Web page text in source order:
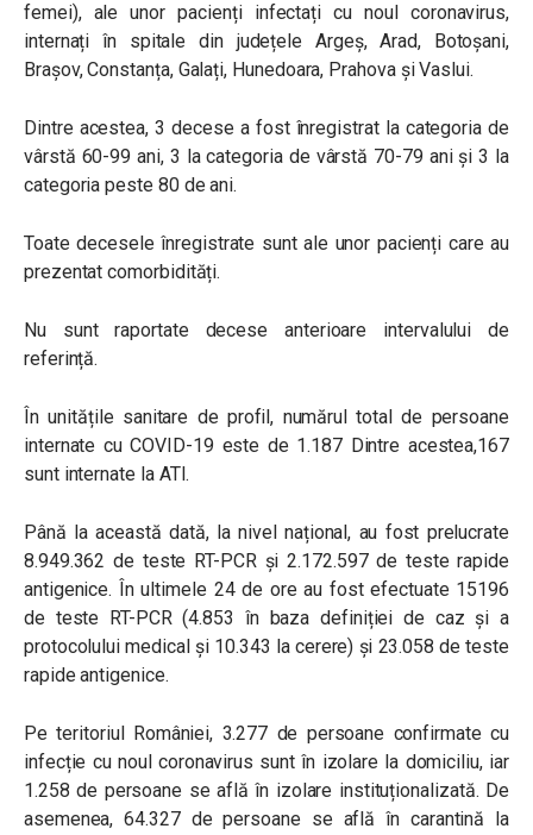
femei), ale unor pacienți infectați cu noul coronavirus,
internați în spitale din județele Argeș, Arad, Botoșani,
Brașov, Constanța, Galați, Hunedoara, Prahova și Vaslui.
Dintre acestea, 3 decese a fost înregistrat la categoria de
vârstă 60-99 ani, 3 la categoria de vârstă 70-79 ani și 3 la
categoria peste 80 de ani.
Toate decesele înregistrate sunt ale unor pacienți care au
prezentat comorbidități.
Nu sunt raportate decese anterioare intervalului de
referință.
În unitățile sanitare de profil, numărul total de persoane
internate cu COVID-19 este de 1.187 Dintre acestea,167
sunt internate la ATI.
Până la această dată, la nivel național, au fost prelucrate
8.949.362 de teste RT-PCR și 2.172.597 de teste rapide
antigenice. În ultimele 24 de ore au fost efectuate 15196
de teste RT-PCR (4.853 în baza definiției de caz și a
protocolului medical și 10.343 la cerere) și 23.058 de teste
rapide antigenice.
Pe teritoriul României, 3.277 de persoane confirmate cu
infecție cu noul coronavirus sunt în izolare la domiciliu, iar
1.258 de persoane se află în izolare instituționalizată. De
asemenea, 64.327 de persoane se află în carantină la